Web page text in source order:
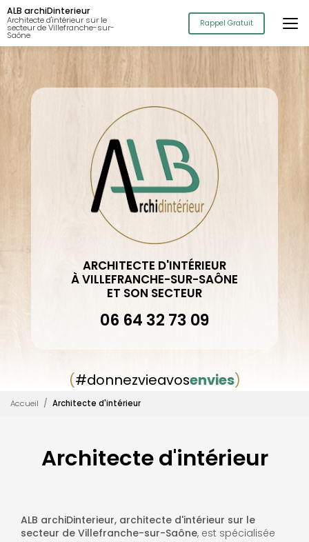
Aller
au
contenu
principal
ALB archiDinterieur
Architecte d'intérieur sur le
secteur de Villefranche-sur-
Saône
Rappel Gratuit
ARCHITECTE D'INTÉRIEUR
À VILLEFRANCHE-SUR-SAÔNE
ET SON SECTEUR
06 64 32 73 09
(#donnezvieavosenvies)
Accueil Architecte d'intérieur
Architecte d'intérieur
ALB archiDinterieur, architecte d'intérieur sur le
secteur de Villefranche-sur-Saône, est spécialisée